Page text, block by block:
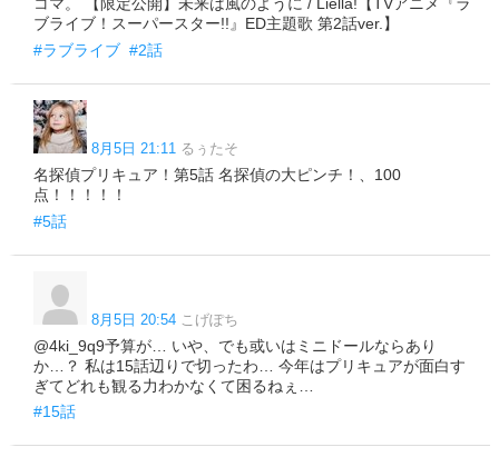
コマ。 【限定公開】未来は風のように / Liella!【TVアニメ『ラ
ブライブ！スーパースター!!』ED主題歌 第2話ver.】
#ラブライブ #2話
8月5日 21:11 るぅたそ
名探偵プリキュア！第5話 名探偵の大ピンチ！、100
点！！！！！
#5話
8月5日 20:54 こげぽち
@4ki_9q9予算が… いや、でも或いはミニドールならあり
か…？ 私は15話辺りで切ったわ… 今年はプリキュアが面白す
ぎてどれも観る力わかなくて困るねぇ…
#15話